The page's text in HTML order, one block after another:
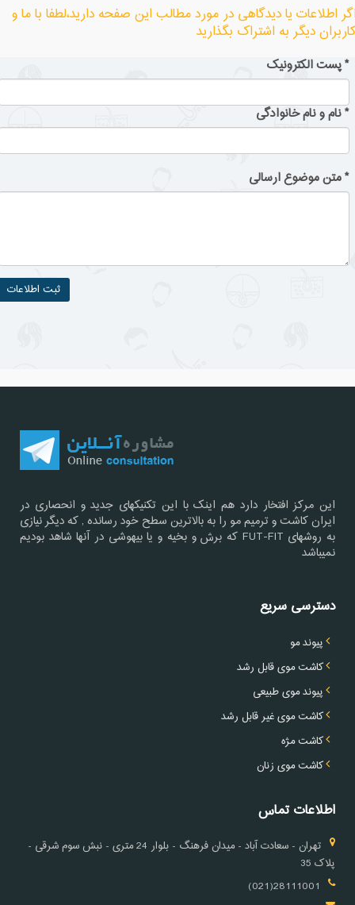
اطلاعات یا دیدگاهی در مورد مطالب این صفحه دارید،لطفا با ما و
دیگر به اشتراک بگذارید
*پست الکترونیک
*نام و نام خانوادگی
*متن موضوع ارسالی
این مرکز افتخار دارد هم اینک با این تکنیکهای جدید و انحصاری در
ایران کاشت و ترمیم مو را به بالاترین سطح خود رسانده , که دیگر نیازی
به روشهای FUT-FIT که برش و بخیه و یا بیهوشی در آنها شاهد بودیم
نمیباشد
دسترسی سریع
پیوند مو
کاشت موی قابل رشد
پیوند موی طبیعی
کاشت موی غیر قابل رشد
کاشت مژه
کاشت موی زنان
اطلاعات تماس
تهران - سعادت آباد - میدان فرهنگ - بلوار 24 متری - نبش سوم شرقی -
پلاک 35
28111001(021)